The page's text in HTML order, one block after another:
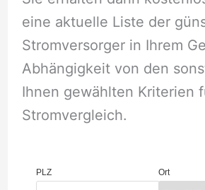
eine aktuelle Liste der
Stromversorger in Ihrem
Abhängigkeit von den
Ihnen gewählten Kriterien
Stromvergleich.